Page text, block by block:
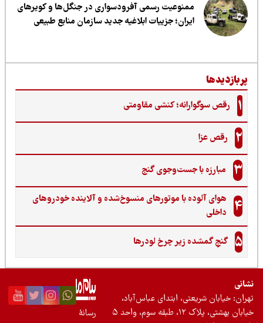
ممنوعیت رسمی آفرودسواری در جنگل‌ها و کویرهای
ایران؛ جزییات ابلاغیه جدید سازمان منابع طبیعی
رقص سوگوارانه؛ کنشی مقاومتی
رقص عزا
مبارزه با جست‌وجوی گنج‌
هوای آلوده با موتورهای منسوخ‌شده و آلاینده خودروهای
داخلی
گنجِ گمشده زیر چرخ لودرها
خیابان شریعتی، ابتدای عباس‌آباد،
بهشتی، پلاک ۱۲، طبقه سوم، واحد ۵
رسانۀ